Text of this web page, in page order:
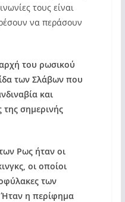
τους είναι
να περάσουν
του ρωσικού
των Σλάβων που
και
της σημερινής
Ρως ήταν οι
οι οποίοι
των
η περίφημα